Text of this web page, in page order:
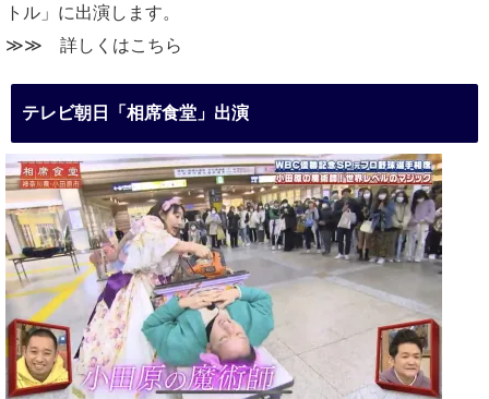
トル」に出演します。
≫≫ 詳しくはこちら
テレビ朝日「相席食堂」出演